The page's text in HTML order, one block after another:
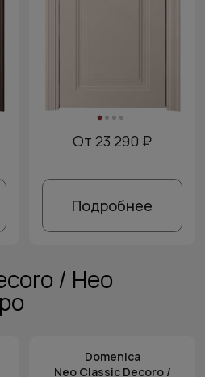
От 23 290 ₽
Подробнее
/ Нео
Domenica
Neo Classic Decoro /